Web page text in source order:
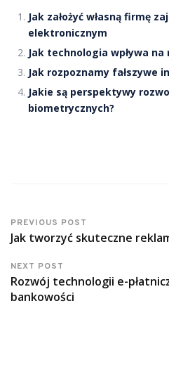
Jak założyć własną firmę
elektronicznym
Jak technologia wpływa na
Jak rozpoznamy fałszywe
Jakie są perspektywy
biometrycznych?
PREVIOUS POST
Jak tworzyć skuteczne
NEXT POST
Rozwój technologii e-
bankowości